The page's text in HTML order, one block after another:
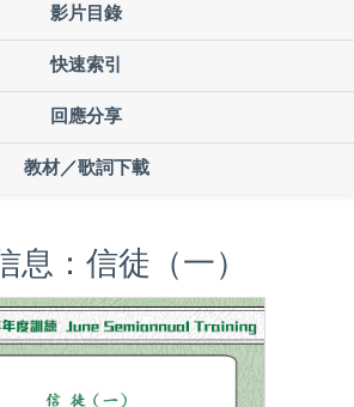
影片目錄
快速索引
回應分享
教材／歌詞下載
息：信徒（一）